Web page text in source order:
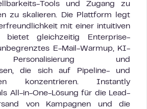
Tools und Zugang zu
zu skalieren. Die Plattform legt
mit einer intuitiven
bietet gleichzeitig Enterprise-
E-Mail-Warmup, KI-
und
die sich auf Pipeline- und
konzentrieren. Instantly
All-in-One-Lösung für die Lead-
von Kampagnen und die